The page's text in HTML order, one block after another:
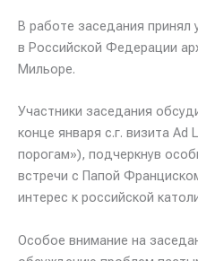
В работе заседания принял
в Российской Федерации
Мильоре.
Участники заседания
конце января с.г. визита Ad
порогам»), подчеркнув
встречи с Папой
интерес к российской
Особое внимание на